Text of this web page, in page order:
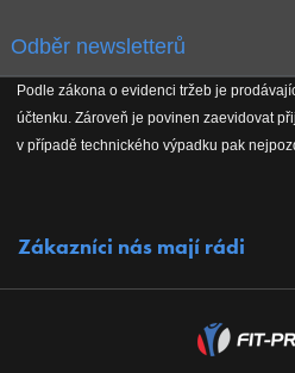
Reklamační řád
Koho podporujeme
Odběr newsletterů
Podle zákona o evidenci tržeb je
účtenku. Zároveň je povinen zaevidovat
v případě technického výpadku pak
Zákazníci nás mají rádi